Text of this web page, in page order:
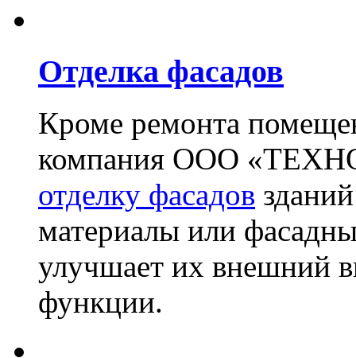
Отделка фасадов
Кроме ремонта
компания ООО
отделку фасадов
материалы или
улучшает их внешний
функции.